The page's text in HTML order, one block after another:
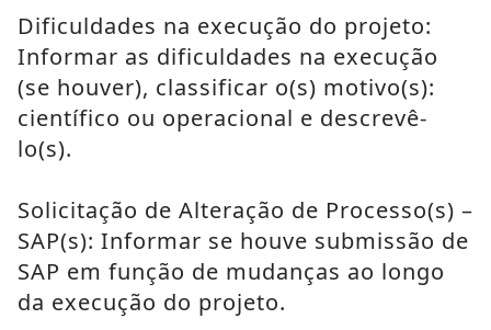
Dificuldades na execução do projeto:
Informar as dificuldades na execução
(se houver), classificar o(s) motivo(s):
científico ou operacional e descrevê-
lo(s).
Solicitação de Alteração de Processo(s) –
SAP(s): Informar se houve submissão de
SAP em função de mudanças ao longo
da execução do projeto.